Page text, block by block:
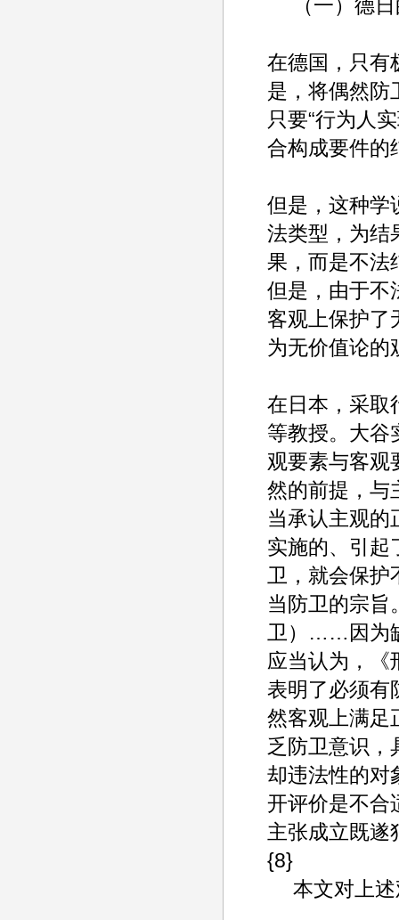
（一）德日
在德国，只有
是，将偶然防
只要“行为人
合构成要件的
但是，这种学
法类型，为结
果，而是不法
但是，由于不
客观上保护了
为无价值论的
在日本，采取
等教授。大谷
观要素与客观
然的前提，与
当承认主观的
实施的、引起
卫，就会保护
当防卫的宗旨
卫）……因为
应当认为，《
表明了必须
然客观上满足
乏防卫意识，
却违法性的对
开评价是不合
主张成立既遂
{8}
本文对上述